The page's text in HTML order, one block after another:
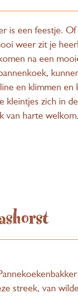
is een feestje.
weer zit je
na een
en klimmen
kleintjes zich in
van harte welkom.
streek, van